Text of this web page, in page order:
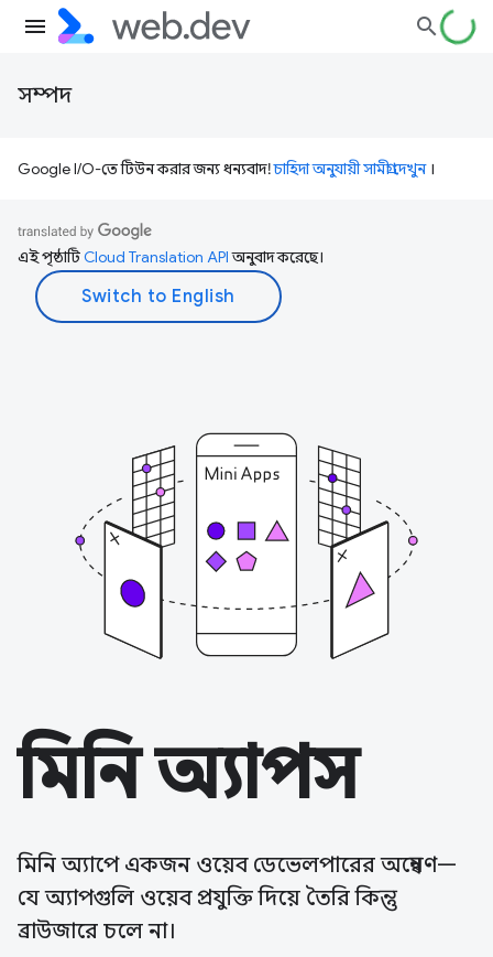
সম্পদ
Google I/O-তে টিউন করার জন্য ধন্যবাদ!চাহিদা অনুযায়ী সামগ্রী দেখুন।
এই পৃষ্ঠাটিCloud Translation APIঅনুবাদ করেছে।
মিনি অ্যাপস
মিনি অ্যাপে একজন ওয়েব ডেভেলপারের অন্বেষণ—
যে অ্যাপগুলি ওয়েব প্রযুক্তি দিয়ে তৈরি কিন্তু
ব্রাউজারে চলে না।